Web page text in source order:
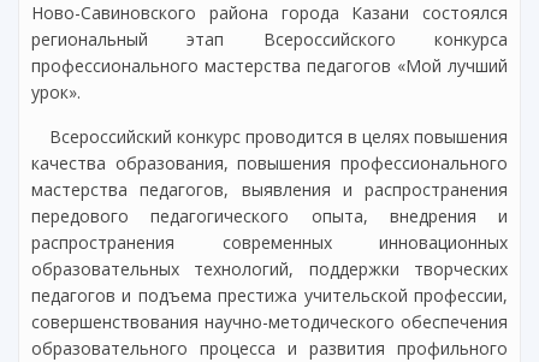
Ново-Савиновского района города Казани состоялся
региональный этап Всероссийского конкурса
профессионального мастерства педагогов «Мой лучший
урок».
Всероссийский конкурс проводится в целях повышения
качества образования, повышения профессионального
мастерства педагогов, выявления и распространения
передового педагогического опыта, внедрения и
распространения современных инновационных
образовательных технологий, поддержки творческих
педагогов и подъема престижа учительской профессии,
совершенствования научно-методического обеспечения
образовательного процесса и развития профильного